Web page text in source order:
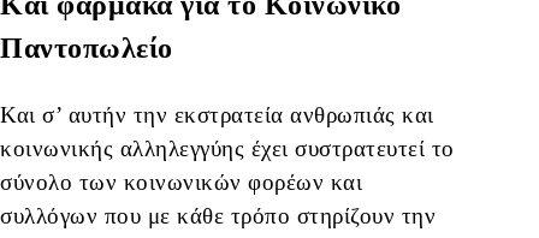
Παντοπωλείο
Και σ’ αυτήν την εκστρατεία ανθρωπιάς και
κοινωνικής αλληλεγγύης έχει συστρατευτεί το
σύνολο των κοινωνικών φορέων και
συλλόγων που με κάθε τρόπο στηρίζουν την